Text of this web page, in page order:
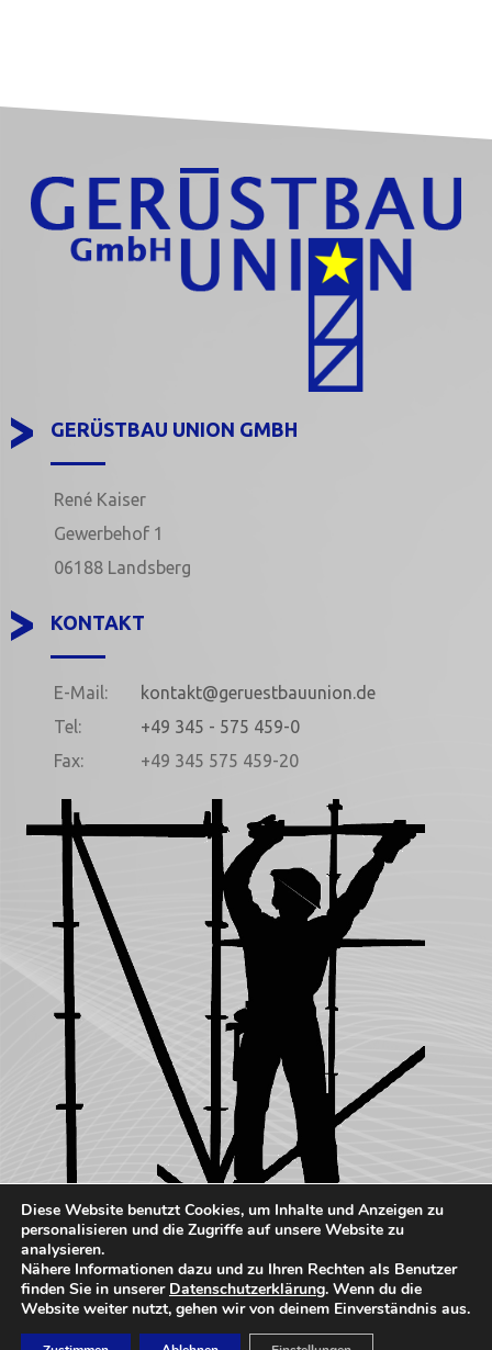
GERÜSTBAU UNION GMBH
René Kaiser
Gewerbehof 1
06188 Landsberg
KONTAKT
E-Mail:
kontakt@geruestbauunion.de
Tel:
+49 345 - 575 459-0
Fax:
+49 345 575 459-20
Diese Website benutzt Cookies, um Inhalte und Anzeigen zu
personalisieren und die Zugriffe auf unsere Website zu
analysieren.
Nähere Informationen dazu und zu Ihren Rechten als Benutzer
finden Sie in unserer Datenschutzerklärung. Wenn du die
Website weiter nutzt, gehen wir von deinem Einverständnis aus.